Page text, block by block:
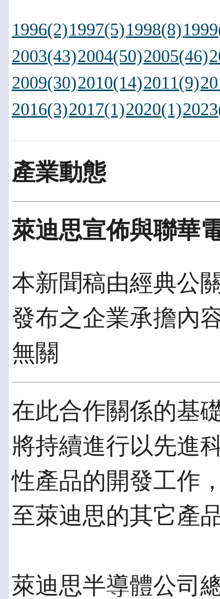
1996(2)1997(5)1998(8)
2003(43)2004(50)2005(46)
2009(30)2010(14)2011(9)
2016(3)2017(1)2020(1)
產業動態
萊迪思宣佈與聯華
本新聞稿由經典公
發布之企業承擔內
無關
在此合作關係的基
將持續進行以先進
性產品的開發工作
至萊迪思的其它產
萊迪思半導體公司